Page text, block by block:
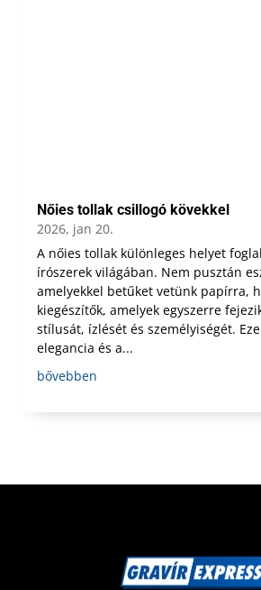
Nőies tollak csillogó kövekkel
2026, jan 20.
A nőies tollak különleges helyet
írószerek világában. Nem pusztán
amelyekkel betűket vetünk papírra,
kiegészítők, amelyek egyszerre
stílusát, ízlését és személyiségét.
elegancia és a...
bővebben